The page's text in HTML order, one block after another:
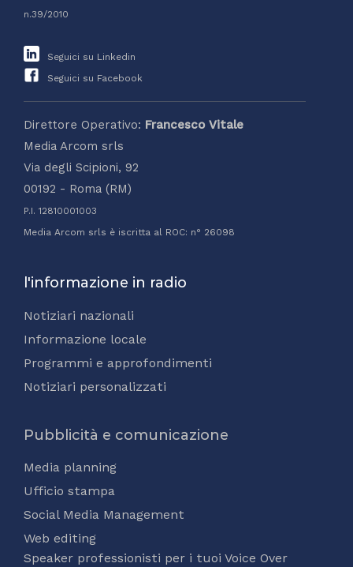
n.39/2010
Seguici su Linkedin
Seguici su Facebook
Direttore Operativo: Francesco Vitale
Media Arcom srls
Via degli Scipioni, 92
00192 - Roma (RM)
P.I. 12810001003
Media Arcom srls è iscritta al ROC: n° 26098
l'informazione in radio
Notiziari nazionali
Informazione locale
Programmi e approfondimenti
Notiziari personalizzati
Pubblicità e comunicazione
Media planning
Ufficio stampa
Social Media Management
Web editing
Speaker professionisti per i tuoi Voice Over